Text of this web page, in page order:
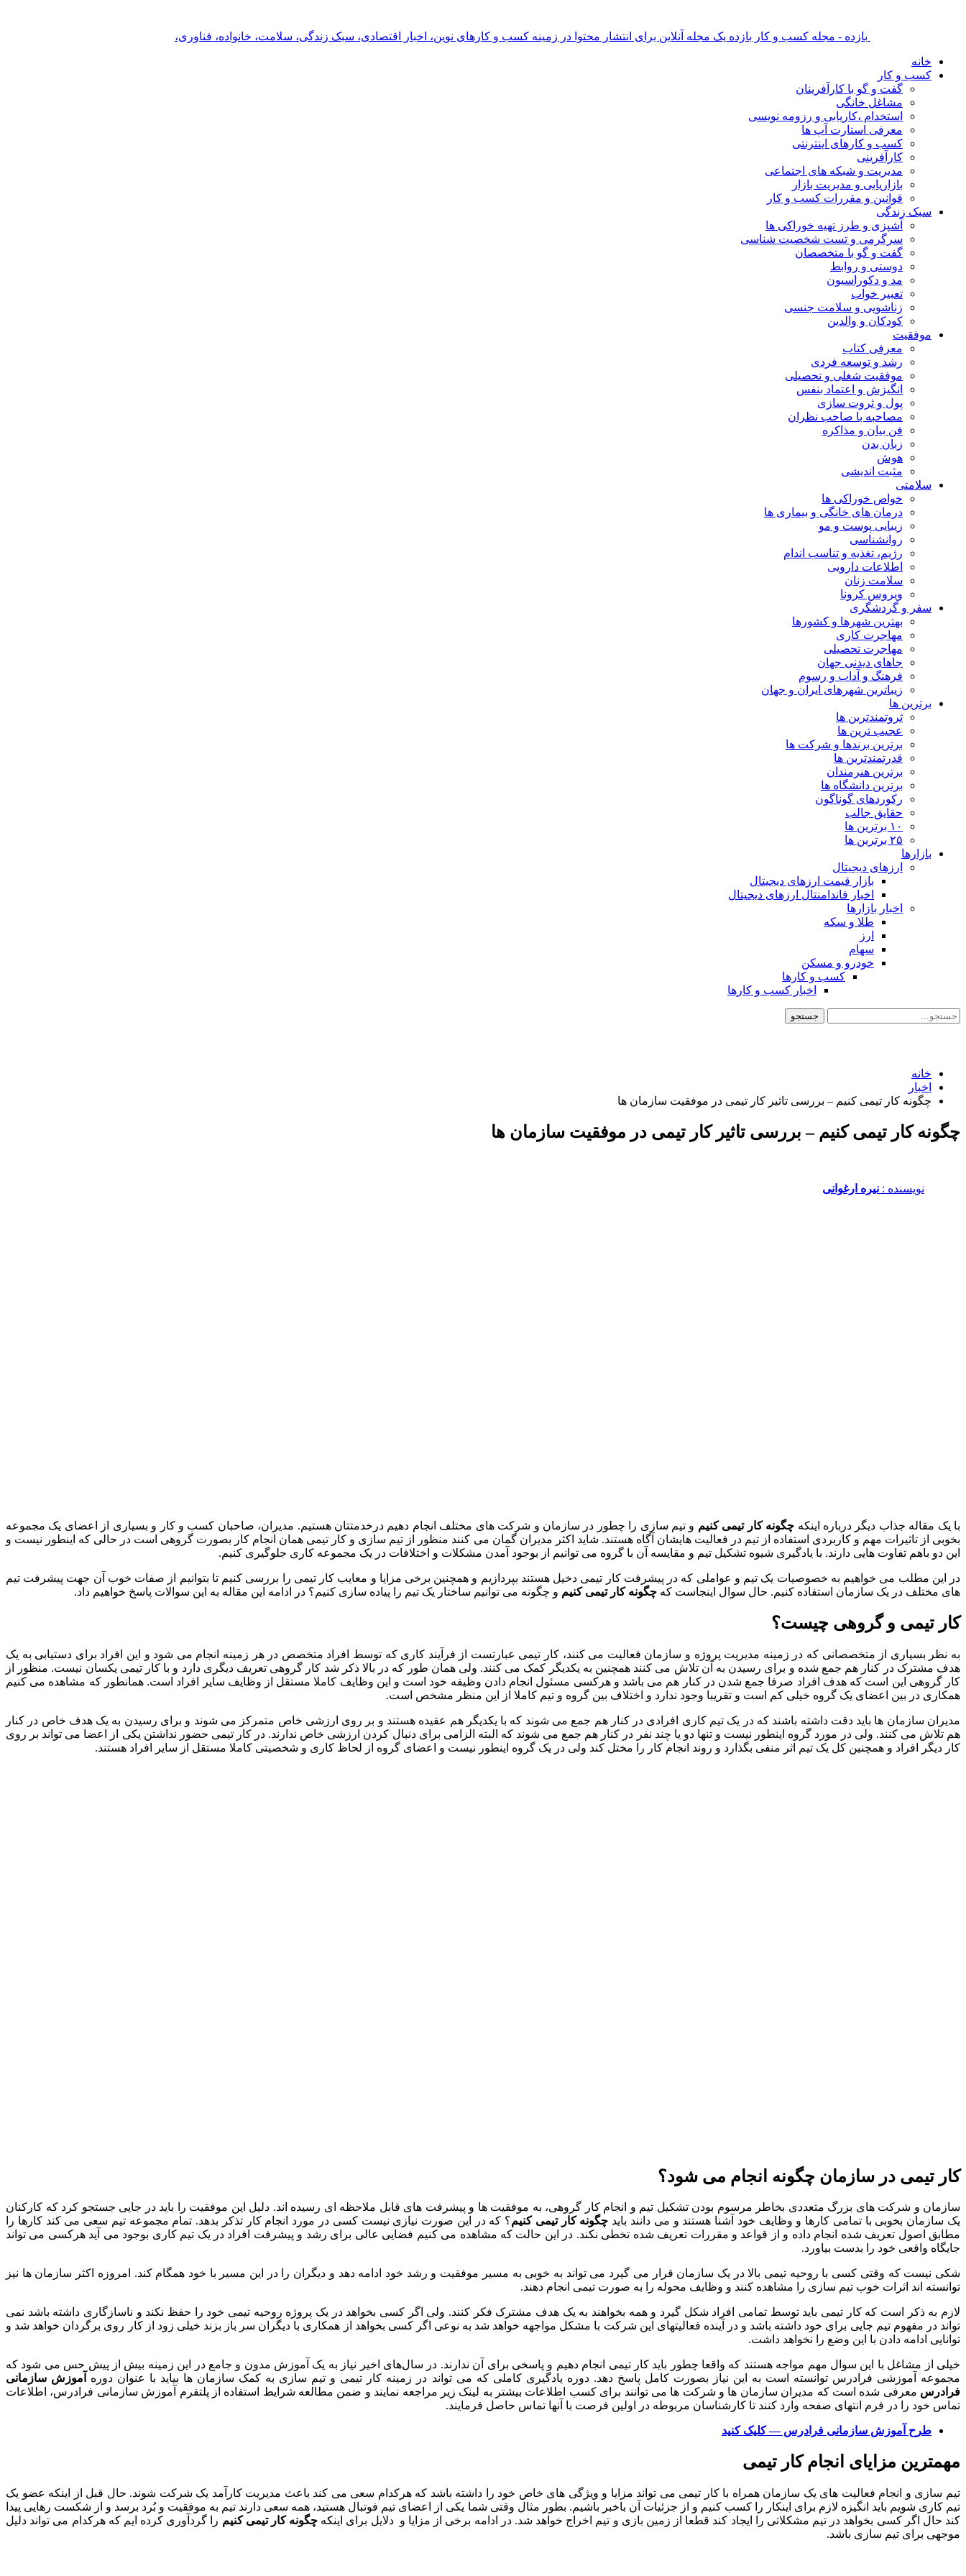
بازده - مجله کسب و کار بازده یک مجله آنلاین برای انتشار محتوا در زمینه کسب و کارهای نوین، اخبار اقتصادی، سبک زندگی، سلامت، خانواده، فناوری،
خانه
کسب و کار
گفت و گو با کارآفرینان
مشاغل خانگی
استخدام ،کاریابی و رزومه نویسی
معرفی استارت آپ ها
کسب و کارهای اینترنتی
کارآفرینی
مدیریت و شبکه های اجتماعی
بازاریابی و مدیریت بازار
قوانین و مقررات کسب و کار
سبک زندگی
آشپزی و طرز تهیه خوراکی ها
سرگرمی و تست شخصیت شناسی
گفت و گو با متخصصان
دوستی و روابط
مد و دکوراسیون
تعبیر خواب
زناشویی و سلامت جنسی
کودکان و والدین
موفقیت
معرفی کتاب
رشد و توسعه فردی
موفقیت شغلی و تحصیلی
انگیزش و اعتماد بنفس
پول و ثروت سازی
مصاحبه با صاحب نظران
فن بیان و مذاکره
زبان بدن
هوش
مثبت اندیشی
سلامتی
خواص خوراکی ها
درمان های خانگی و بیماری ها
زیبایی پوست و مو
روانشناسی
رژیم، تغذیه و تناسب اندام
اطلاعات دارویی
سلامت زنان
ویروس کرونا
سفر و گردشگری
بهترین شهرها و کشورها
مهاجرت کاری
مهاجرت تحصیلی
جاهای دیدنی جهان
فرهنگ و آداب و رسوم
زیباترین شهرهای ایران و جهان
برترین ها
ثروتمندترین ها
عجیب ترین ها
برترین برندها و شرکت ها
قدرتمندترین ها
برترین هنرمندان
برترین دانشگاه ها
رکوردهای گوناگون
حقایق جالب
۱۰ برترین ها
۲۵ برترین ها
بازارها
ارزهای دیجیتال
بازار قیمت ارزهای دیجیتال
اخبار فاندامنتال ارزهای دیجیتال
اخبار بازارها
طلا و سکه
ارز
سهام
خودرو و مسکن
کسب و کارها
اخبار کسب و کارها
خانه
اخبار
چگونه کار تیمی کنیم – بررسی تاثیر کار تیمی در موفقیت سازمان ها
چگونه کار تیمی کنیم – بررسی تاثیر کار تیمی در موفقیت سازمان ها
نویسنده :‌ نیره ارغوانی
با یک مقاله جذاب دیگر درباره اینکه چگونه کار تیمی کنیم و تیم سازی را چطور در سازمان و شرکت های مختلف انجام دهیم درخدمتتان هستیم. مدیران، صاحبان کسب و کار و بسیاری از اعضای یک مجموعه
بخوبی از تاثیرات مهم و کاربردی استفاده از تیم در فعالیت هایشان آگاه هستند. شاید اکثر مدیران گمان می کنند منظور از تیم سازی و کار تیمی همان انجام کار بصورت گروهی است در حالی که اینطور نیست و
این دو باهم تفاوت هایی دارند. با یادگیری شیوه تشکیل تیم و مقایسه آن با گروه می توانیم از بوجود آمدن مشکلات و اختلافات در یک مجموعه کاری جلوگیری کنیم.
در این مطلب می خواهیم به خصوصیات یک تیم و عواملی که در پیشرفت کار تیمی دخیل هستند بپردازیم و همچنین برخی مزایا و معایب کار تیمی را بررسی کنیم تا بتوانیم از صفات خوب آن جهت پیشرفت تیم
های مختلف در یک سازمان استفاده کنیم. حال سوال اینجاست که چگونه کار تیمی کنیم و چگونه می توانیم ساختار یک تیم را پیاده سازی کنیم؟ در ادامه این مقاله به این سوالات پاسخ خواهیم داد.
کار تیمی و گروهی چیست؟
به نظر بسیاری از متخصصانی که در زمینه مدیریت پروژه و سازمان فعالیت می کنند، کار تیمی عبارتست از فرآیند کاری که توسط افراد متخصص در هر زمینه انجام می شود و این افراد برای دستیابی به یک
هدف مشترک در کنار هم جمع شده و برای رسیدن به آن تلاش می کنند همچنین به یکدیگر کمک می کنند. ولی همان طور که در بالا ذکر شد کار گروهی تعریف دیگری دارد و با کار تیمی یکسان نیست. منظور از
کار گروهی این است که هدف افراد صرفا جمع شدن در کنار هم می باشد و هرکسی مسئول انجام دادن وظیفه خود است و این وظایف کاملا مستقل از وظایف سایر افراد است. همانطور که مشاهده می کنیم
همکاری در بین اعضای یک گروه خیلی کم است و تقریبا وجود ندارد و اختلاف بین گروه و تیم کاملا از این منظر مشخص است.
مدیران سازمان ها باید دقت داشته باشند که در یک تیم کاری افرادی در کنار هم جمع می شوند که با یکدیگر هم عقیده هستند و بر روی ارزشی خاص متمرکز می شوند و برای رسیدن به یک هدف خاص در کنار
هم تلاش می کنند. ولی در مورد گروه اینطور نیست و تنها دو یا چند نفر در کنار هم جمع می شوند که البته الزامی برای دنبال کردن ارزشی خاص ندارند. در کار تیمی حضور نداشتن یکی از اعضا می تواند بر روی
کار دیگر افراد و همچنین کل یک تیم اثر منفی بگذارد و روند انجام کار را مختل کند ولی در یک گروه اینطور نیست و اعضای گروه از لحاظ کاری و شخصیتی کاملا مستقل از سایر افراد هستند.
کار تیمی در سازمان چگونه انجام می شود؟
سازمان و شرکت های بزرگ متعددی بخاطر مرسوم بودن تشکیل تیم و انجام کار گروهی، به موفقیت ها و پیشرفت های قابل ملاحظه ای رسیده اند. دلیل این موفقیت را باید در جایی جستجو کرد که کارکنان
یک سازمان بخوبی با تمامی کارها و وظایف خود آشنا هستند و می دانند باید چگونه کار تیمی کنیم؟ که در این صورت نیازی نیست کسی در مورد انجام کار تذکر بدهد. تمام مجموعه تیم سعی می کند کارها را
مطابق اصول تعریف شده انجام داده و از قواعد و مقررات تعریف شده تخطی نکند. در این حالت که مشاهده می کنیم فضایی عالی برای رشد و پیشرفت افراد در یک تیم کاری بوجود می آید هرکسی می تواند
جایگاه واقعی خود را بدست بیاورد.
شکی نیست که وقتی کسی با روحیه تیمی بالا در یک سازمان قرار می گیرد می تواند به خوبی به مسیر موفقیت و رشد خود ادامه دهد و دیگران را در این مسیر با خود همگام کند. امروزه اکثر سازمان ها نیز
توانسته اند اثرات خوب تیم سازی را مشاهده کنند و وظایف محوله را به صورت تیمی انجام دهند.
لازم به ذکر است که کار تیمی باید توسط تمامی افراد شکل گیرد و همه بخواهند به یک هدف مشترک فکر کنند. ولی اگر کسی بخواهد در یک پروژه روحیه تیمی خود را حفظ نکند و ناسازگاری داشته باشد نمی
تواند در مفهوم تیم جایی برای خود داشته باشد و در آینده فعالیتهای این شرکت با مشکل مواجهه خواهد شد به نوعی اگر کسی بخواهد از همکاری با دیگران سر باز بزند خیلی زود از کار روی برگردان خواهد شد و
توانایی ادامه دادن با این وضع را نخواهد داشت.
خیلی از مشاغل با این سوال مهم مواجه هستند که واقعا چطور باید کار تیمی انجام دهیم و پاسخی برای آن ندارند. در سال‌های اخیر نیاز به یک آموزش مدون و جامع در این زمینه بیش از پیش حس می شود که
مجموعه آموزشی فرادرس توانسته است به این نیاز بصورت کامل پاسخ دهد. دوره یادگیری کاملی که می تواند در زمینه کار تیمی و تیم سازی به کمک سازمان ها بیاید با عنوان دوره
آموزش سازمانی
فرادرس معرفی شده است که مدیران سازمان ها و شرکت ها می توانند برای کسب اطلاعات بیشتر به لینک زیر مراجعه نمایند و ضمن مطالعه شرایط استفاده از پلتفرم آموزش سازمانی فرادرس، اطلاعات
تماس خود را در فرم انتهای صفحه وارد کنند تا کارشناسان مربوطه در اولین فرصت با آنها تماس حاصل فرمایند.
طرح آموزش سازمانی فرادرس — کلیک کنید
مهمترین مزایای انجام کار تیمی
تیم سازی و انجام فعالیت های یک سازمان همراه با کار تیمی می تواند مزایا و ویژگی های خاص خود را داشته باشد که هرکدام سعی می کند باعث مدیریت کارآمد یک شرکت شوند. حال قبل از اینکه عضو یک
تیم کاری شویم باید انگیزه لازم برای اینکار را کسب کنیم و از جزئیات آن باخبر باشیم. بطور مثال وقتی شما یکی از اعضای تیم فوتبال هستید، همه سعی دارند تیم به موفقیت و بُرد برسد و از شکست رهایی پیدا
کند حال اگر کسی بخواهد در تیم مشکلاتی را ایجاد کند قطعا از زمین بازی و تیم اخراج خواهد شد. در ادامه برخی از مزایا و دلایل برای اینکه چگونه کار تیمی کنیم را گردآوری کرده ایم که هرکدام می تواند دلیل
موجهی برای تیم سازی باشد.